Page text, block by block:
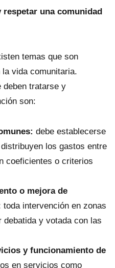
una comunidad
temas que son
vida comunitaria.
deben tratarse y
son:
debe establecerse
los gastos entre
coeficientes o criterios
o mejora de
toda intervención en zonas
debatida y votada con las
y funcionamiento de
en servicios como